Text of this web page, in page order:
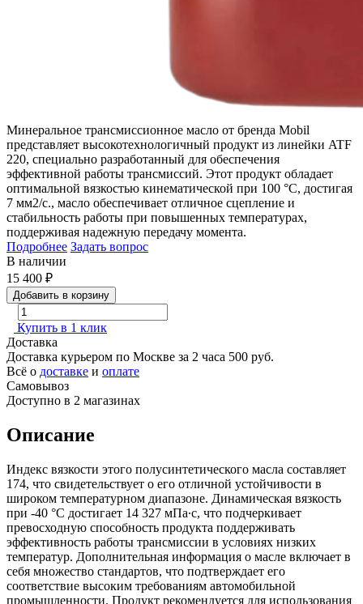
Минеральное трансмиссионное масло от бренда Mobil
представляет высокотехнологичный продукт из линейки ATF
220, специально разработанный для обеспечения
эффективной работы трансмиссий. Этот продукт обладает
оптимальной вязкостью кинематической при 100 °C, достигая
7 мм2/с., масло обеспечивает отличное сцепление и
стабильность работы при повышенных температурах,
поддерживая надежную передачу момента.
Подробнее Задать вопрос
В наличии
15 400 ₽
Добавить в корзину
Купить в 1 клик
Доставка
Доставка курьером по Москве за 2 часа 500 руб.
Всё о доставке и оплате
Самовывоз
Доступно в 2 магазинах
Описание
Индекс вязкости этого полусинтетического масла составляет
174, что свидетельствует о его отличной устойчивости в
широком температурном диапазоне. Динамическая вязкость
при -40 °C достигает 14 327 мПа∙с, что подчеркивает
превосходную способность продукта поддерживать
эффективность работы трансмиссии в условиях низких
температур. Дополнительная информация о масле включает в
себя множество стандартов, что подтверждает его
соответствие высоким требованиям автомобильной
промышленности. Продукт рекомендуется для использования